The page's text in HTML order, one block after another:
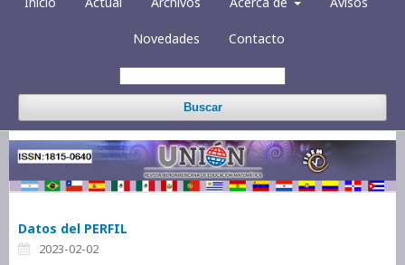
Novedades Contacto
Buscar
Datos del PERFIL
2023-02-02